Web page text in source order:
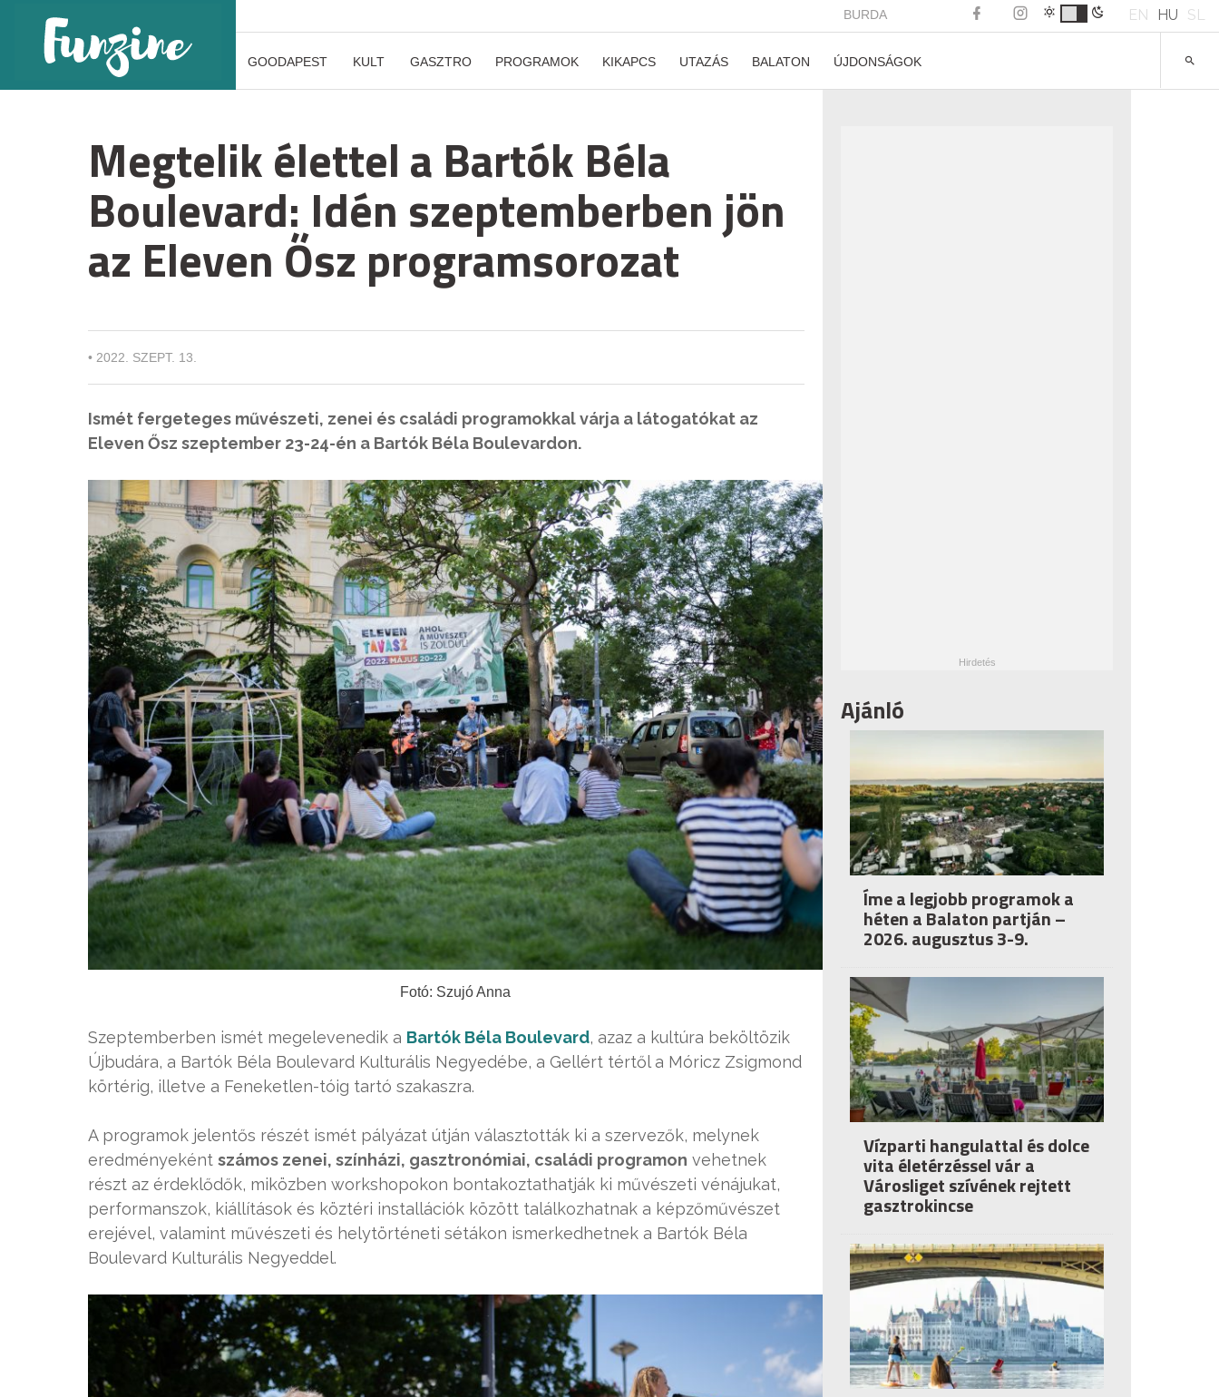
BURDA EN HU SL
GOODAPEST KULT GASZTRO PROGRAMOK KIKAPCS UTAZÁS BALATON ÚJDONSÁGOK
Megtelik élettel a Bartók Béla
Boulevard: Idén szeptemberben jön
az Eleven Ősz programsorozat
• 2022. SZEPT. 13.
Ismét fergeteges művészeti, zenei és családi programokkal várja a látogatókat az
Eleven Ősz szeptember 23-24-én a Bartók Béla Boulevardon.
Fotó: Szujó Anna
Szeptemberben ismét megelevenedik a Bartók Béla Boulevard, azaz a kultúra beköltözik
Újbudára, a Bartók Béla Boulevard Kulturális Negyedébe, a Gellért tértől a Móricz Zsigmond
körtérig, illetve a Feneketlen-tóig tartó szakaszra.
A programok jelentős részét ismét pályázat útján választották ki a szervezők, melynek
eredményeként számos zenei, színházi, gasztronómiai, családi programon vehetnek
részt az érdeklődők, miközben workshopokon bontakoztathatják ki művészeti vénájukat,
performanszok, kiállítások és köztéri installációk között találkozhatnak a képzőművészet
erejével, valamint művészeti és helytörténeti sétákon ismerkedhetnek a Bartók Béla
Boulevard Kulturális Negyeddel.
Ajánló
Íme a legjobb programok a
héten a Balaton partján –
2026. augusztus 3-9.
Vízparti hangulattal és dolce
vita életérzéssel vár a
Városliget szívének rejtett
gasztrokincse